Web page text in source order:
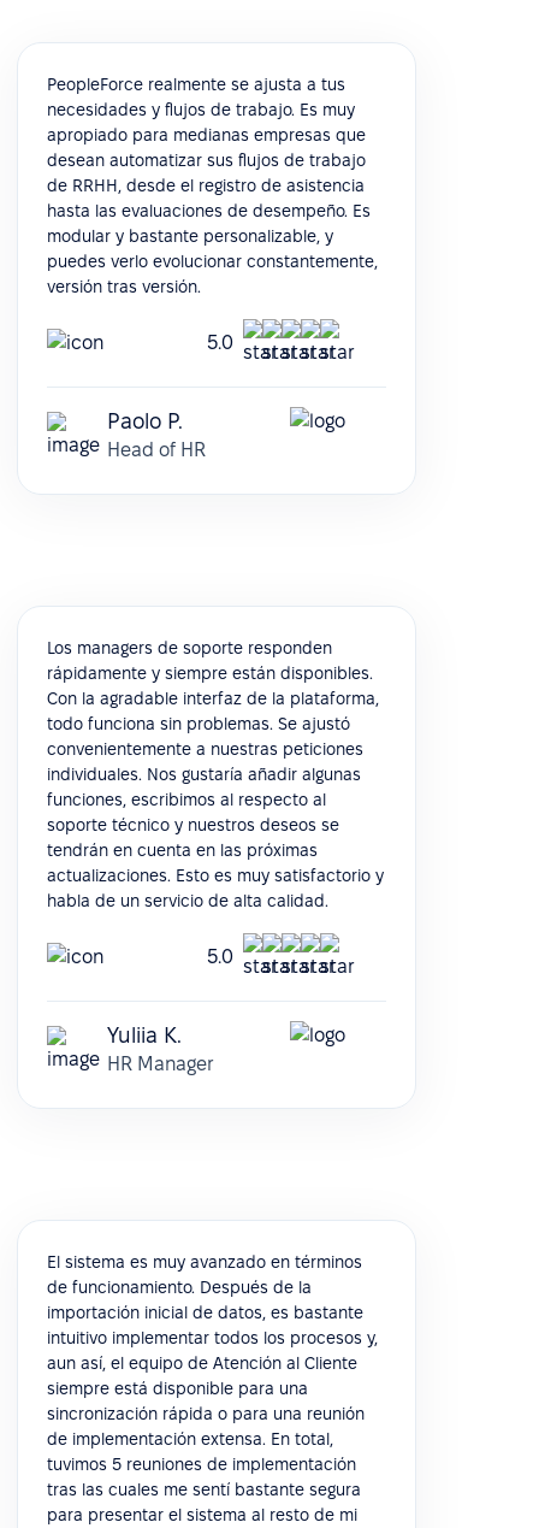
PeopleForce realmente se ajusta a tus
necesidades y flujos de trabajo. Es muy
apropiado para medianas empresas que
desean automatizar sus flujos de trabajo
de RRHH, desde el registro de asistencia
hasta las evaluaciones de desempeño. Es
modular y bastante personalizable, y
puedes verlo evolucionar constantemente,
versión tras versión.
5.0
Paolo P.
Head of HR
Los managers de soporte responden
rápidamente y siempre están disponibles.
Con la agradable interfaz de la plataforma,
todo funciona sin problemas. Se ajustó
convenientemente a nuestras peticiones
individuales. Nos gustaría añadir algunas
funciones, escribimos al respecto al
soporte técnico y nuestros deseos se
tendrán en cuenta en las próximas
actualizaciones. Esto es muy satisfactorio y
habla de un servicio de alta calidad.
5.0
Yuliia K.
HR Manager
El sistema es muy avanzado en términos
de funcionamiento. Después de la
importación inicial de datos, es bastante
intuitivo implementar todos los procesos y,
aun así, el equipo de Atención al Cliente
siempre está disponible para una
sincronización rápida o para una reunión
de implementación extensa. En total,
tuvimos 5 reuniones de implementación
tras las cuales me sentí bastante segura
para presentar el sistema al resto de mi